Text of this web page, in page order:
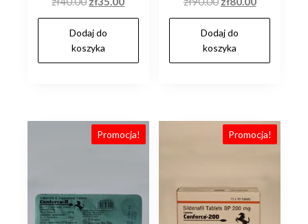
cena
wynosiła:
zł40.00.
cena
Dodaj do
koszyka
cena
wynosiła:
zł90.00.
cena
Dodaj do
koszyka
Promocja! Promocja!